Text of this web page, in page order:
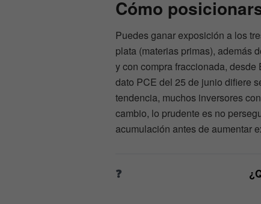
Cómo
Puedes ganar exposición a los
plata (materias primas), además
y con compra fraccionada,
dato PCE del 25 de junio difiere
tendencia, muchos inversores
cambio, lo prudente es no
acumulación antes de aumentar